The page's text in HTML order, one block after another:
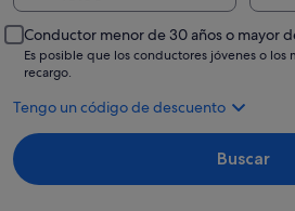
Conductor menor de 30 años o mayor
Es posible que los conductores jóvenes o los
recargo.
Tengo un código de descuento
Buscar